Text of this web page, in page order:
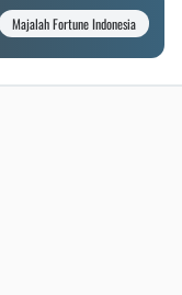
Majalah Fortune Indonesia